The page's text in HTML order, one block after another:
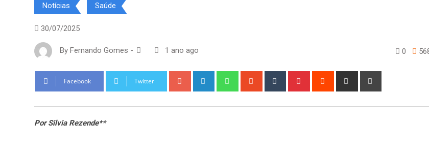
Notícias Saúde
30/07/2025
By Fernando Gomes - 1 ano ago 0
Facebook Twitter Google+ LinkedIn WhatsappStumbleUpon
Tumblr Pinterest Reddit
Share
Por Silvia Rezende**